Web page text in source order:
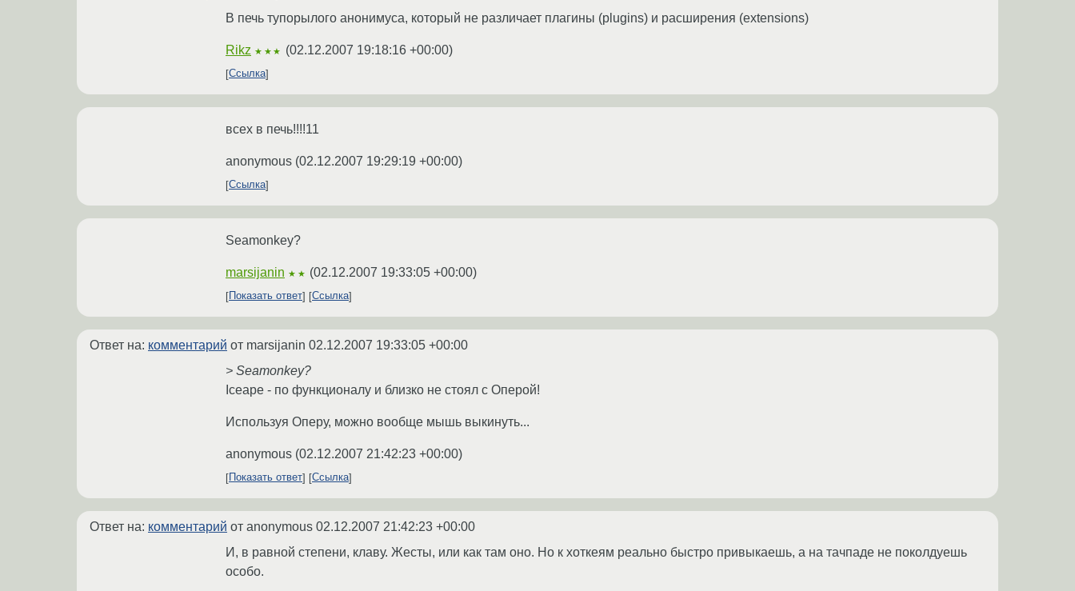
В печь тупорылого анонимуса, который не различает плагины (plugins) и расширения (extensions)
Rikz ★★★ (02.12.2007 19:18:16 +00:00)
Ссылка
всех в печь!!!!11
anonymous (02.12.2007 19:29:19 +00:00)
Ссылка
Seamonkey?
marsijanin ★★ (02.12.2007 19:33:05 +00:00)
Показать ответ Ссылка
Ответ на: комментарий от marsijanin 02.12.2007 19:33:05 +00:00
> Seamonkey?
Iceape - по функционалу и близко не стоял с Оперой!
Используя Оперу, можно вообще мышь выкинуть...
anonymous (02.12.2007 21:42:23 +00:00)
Показать ответ Ссылка
Ответ на: комментарий от anonymous 02.12.2007 21:42:23 +00:00
И, в равной степени, клаву. Жесты, или как там оно. Но к хоткеям реально быстро привыкаешь, а на тачпаде не поколдуешь
особо.